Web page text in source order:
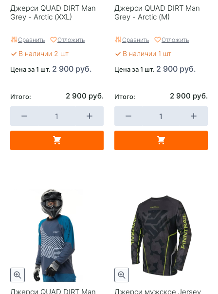
Джерси QUAD DIRT Man
Grey - Arctic (XXL)
Сравнить Отложить
В наличии 2 шт
Цена за 1 шт. 2 900 руб.
Итого: 2 900 руб.
Джерси QUAD DIRT Man
Grey - Arctic (M)
Сравнить Отложить
В наличии 1 шт
Цена за 1 шт. 2 900 руб.
Итого: 2 900 руб.
Джерси QUAD DIRT Man Джерси мужское Jersey